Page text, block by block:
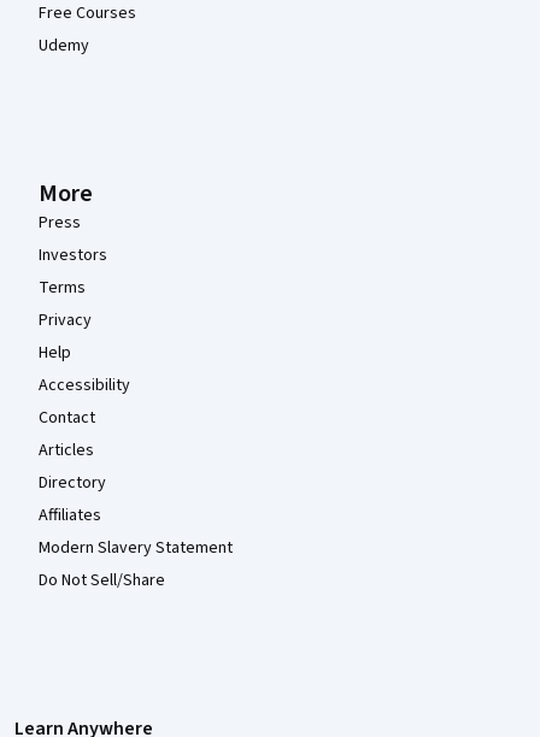
Free Courses
Udemy
More
Press
Investors
Terms
Privacy
Help
Accessibility
Contact
Articles
Directory
Affiliates
Modern Slavery Statement
Do Not Sell/Share
Learn Anywhere